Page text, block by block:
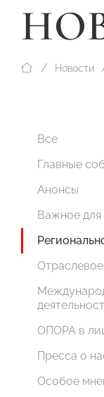
Новости
Все
Главные
Анонсы
Важное для
ОПОРА в
Пресса о
Особое